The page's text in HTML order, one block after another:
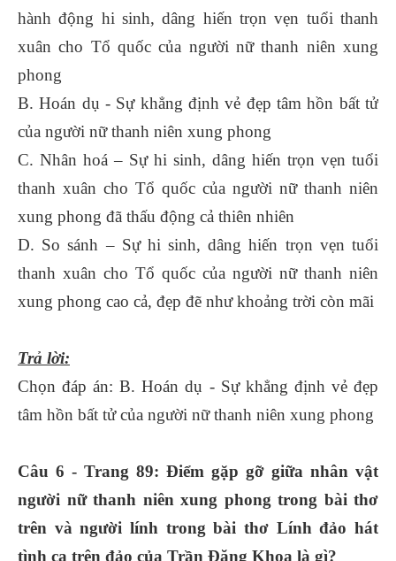
hành động hi sinh, dâng hiến trọn vẹn tuổi thanh
xuân cho Tổ quốc của người nữ thanh niên xung
phong
B. Hoán dụ - Sự khẳng định vẻ đẹp tâm hồn bất tử
của người nữ thanh niên xung phong
C. Nhân hoá – Sự hi sinh, dâng hiến trọn vẹn tuổi
thanh xuân cho Tổ quốc của người nữ thanh niên
xung phong đã thấu động cả thiên nhiên
D. So sánh – Sự hi sinh, dâng hiến trọn vẹn tuổi
thanh xuân cho Tổ quốc của người nữ thanh niên
xung phong cao cả, đẹp đẽ như khoảng trời còn mãi
Trả lời:
Chọn đáp án: B. Hoán dụ - Sự khẳng định vẻ đẹp
tâm hồn bất tử của người nữ thanh niên xung phong
Câu 6 - Trang 89: Điểm gặp gỡ giữa nhân vật
người nữ thanh niên xung phong trong bài thơ
trên và người lính trong bài thơ Lính đảo hát
tình ca trên đảo của Trần Đăng Khoa là gì?